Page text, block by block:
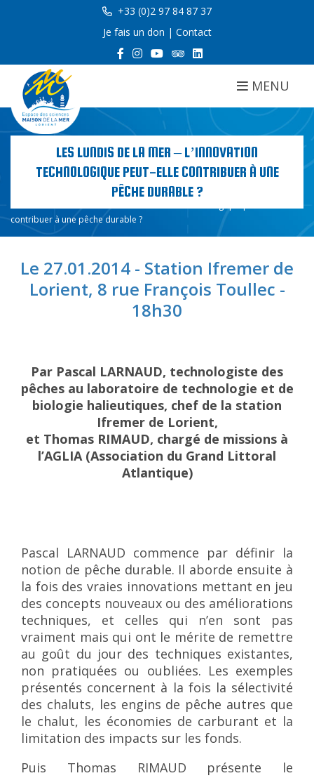
+33 (0)2 97 84 87 37
Je fais un don | Contact
MENU
LES LUNDIS DE LA MER – L’INNOVATION
TECHNOLOGIQUE PEUT-ELLE CONTRIBUER À UNE
PÊCHE DURABLE ?
contribuer à une pêche durable ?
Le 27.01.2014 - Station Ifremer de
Lorient, 8 rue François Toullec -
18h30
Par Pascal LARNAUD, technologiste des
pêches au laboratoire de technologie et de
biologie halieutiques, chef de la station
Ifremer de Lorient,
et Thomas RIMAUD, chargé de missions à
l’AGLIA (Association du Grand Littoral
Atlantique)
Pascal LARNAUD commence par définir la
notion de pêche durable. Il aborde ensuite à
la fois des vraies innovations mettant en jeu
des concepts nouveaux ou des améliorations
techniques, et celles qui n’en sont pas
vraiment mais qui ont le mérite de remettre
au goût du jour des techniques existantes,
non pratiquées ou oubliées. Les exemples
présentés concernent à la fois la sélectivité
des chaluts, les engins de pêche autres que
le chalut, les économies de carburant et la
limitation des impacts sur les fonds.
Puis Thomas RIMAUD présente le